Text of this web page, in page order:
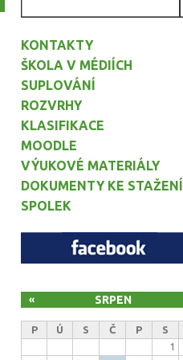
KONTAKTY
ŠKOLA V MÉDIÍCH
SUPLOVÁNÍ
ROZVRHY
KLASIFIKACE
MOODLE
VÝUKOVÉ MATERIÁLY
DOKUMENTY KE STAŽENÍ
SPOLEK
SRPEN
«
P Ú S Č P S
1